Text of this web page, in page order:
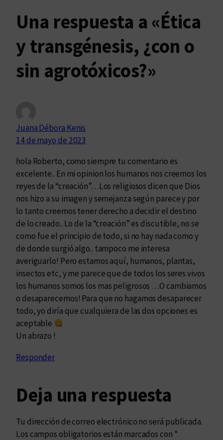
Una respuesta a «Ética
y transgénesis, ¿con o
sin agrotóxicos?»
Juana Débora Kenis
14 de mayo de 2023
hola Roberto, como siempre tu comentario es
excelente.. En mi opinion los humanos nos creemos los
reyes de la “creación”…Los religiosos dicen que Dios
nos hizo a su imagen y semejanza según parece y por
lo tanto creemos tener derecho a decidir el destino
de lo creado.. Lo de la “creación” es discutible, no se
como fue el principio de todo, si no hay nada como y
de donde surgió algo.. tampoco me interesa
averiguarlo! Pero estamos aquí, humanos, plantas,
insectos etc, y me parece que de todos los seres vivos
los humanos somos los mas peligrosos …O cambiamos
o desaparecemos! Para que no hagamos desaparecer
todo, yo diría que cualquiera de las dos opciones es
aceptable
Un abrazo !
Responder
Deja una respuesta
Tu dirección de correo electrónico no será publicada.
Los campos obligatorios están marcados con *